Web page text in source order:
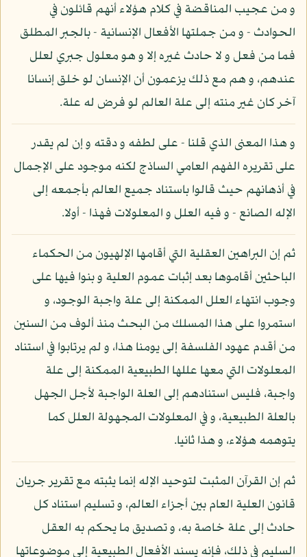
و من عجيب المناقضة في كلام هؤلاء أنهم قائلون في
الحوادث - و من جملتها الأفعال الإنسانية - بالجبر المطلق
فما من فعل و لا حادث غيره إلا و هو معلول جبري لعلل
عندهم، و هم مع ذلك يزعمون أن الإنسان لو خلق إنسانا
آخر كان غير منته إلى علة العالم لو فرض له علة.
و هذا المعنى الذي قلنا - على لطفه و دقته و إن لم يقدر
على تقريره الفهم العامي الساذج لكنه موجود على الإجمال
في أذهانهم حيث قالوا باستناد جميع العالم بأجمعه إلى
الإله الصانع - و فيه العلل و المعلولات فهذا - أولا.
ثم إن البراهين العقلية التي أقامها الإلهيون من الحكماء
الباحثين أقاموها بعد إثبات عموم العلية و بنوا فيها على
وجوب انتهاء العلل الممكنة إلى علة واجبة الوجود، و
استمروا على هذا المسلك من البحث منذ ألوف من السنين
من أقدم عهود الفلسفة إلى يومنا هذا، و لم يرتابوا في استناد
المعلولات التي معها عللها الطبيعية الممكنة إلى علة
واجبة، فليس استنادهم إلى العلة الواجبة لأجل الجهل
بالعلة الطبيعية، و في المعلولات المجهولة العلل كما
يتوهمه هؤلاء، و هذا ثانيا.
ثم إن القرآن المثبت لتوحيد الإله إنما يثبته مع تقرير جريان
قانون العلية العام بين أجزاء العالم، و تسليم استناد كل
حادث إلى علة خاصة به، و تصديق ما يحكم به العقل
السليم في ذلك، فإنه يسند الأفعال الطبيعية إلى موضوعاتها